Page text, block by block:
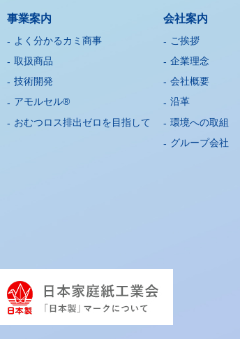
事業案内
よく分かるカミ商事
取扱商品
技術開発
アモルセル®
おむつロス排出ゼロを目指して
会社案内
ご挨拶
企業理念
会社概要
沿革
環境への取組
グループ会社